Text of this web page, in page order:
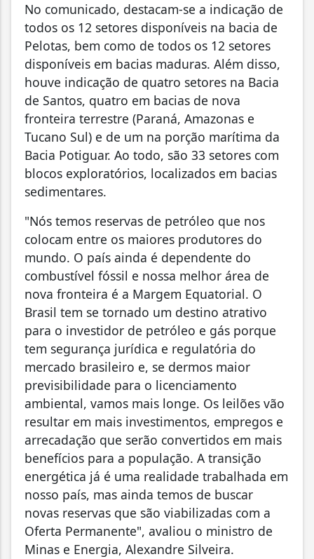
No comunicado, destacam-se a indicação de
todos os 12 setores disponíveis na bacia de
Pelotas, bem como de todos os 12 setores
disponíveis em bacias maduras. Além disso,
houve indicação de quatro setores na Bacia
de Santos, quatro em bacias de nova
fronteira terrestre (Paraná, Amazonas e
Tucano Sul) e de um na porção marítima da
Bacia Potiguar. Ao todo, são 33 setores com
blocos exploratórios, localizados em bacias
sedimentares.
"Nós temos reservas de petróleo que nos
colocam entre os maiores produtores do
mundo. O país ainda é dependente do
combustível fóssil e nossa melhor área de
nova fronteira é a Margem Equatorial. O
Brasil tem se tornado um destino atrativo
para o investidor de petróleo e gás porque
tem segurança jurídica e regulatória do
mercado brasileiro e, se dermos maior
previsibilidade para o licenciamento
ambiental, vamos mais longe. Os leilões vão
resultar em mais investimentos, empregos e
arrecadação que serão convertidos em mais
benefícios para a população. A transição
energética já é uma realidade trabalhada em
nosso país, mas ainda temos de buscar
novas reservas que são viabilizadas com a
Oferta Permanente", avaliou o ministro de
Minas e Energia, Alexandre Silveira.